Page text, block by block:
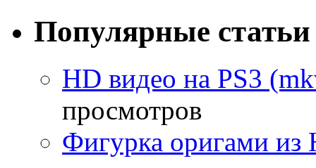
Популярные статьи
HD видео на PS3
просмотров
Фигурка оригами из